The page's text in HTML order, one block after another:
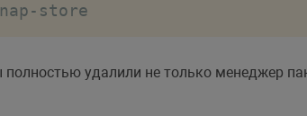
store
удалили не только менеджер